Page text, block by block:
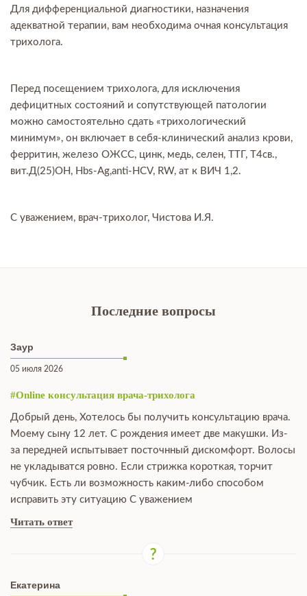
Для дифференциальной диагностики, назначения
адекватной терапии, вам необходима очная консультация
трихолога.
Перед посещением трихолога, для исключения
дефицитных состояний и сопутствующей патологии
можно самостоятельно сдать «трихологический
минимум», он включает в себя-клинический анализ крови,
ферритин, железо ОЖСС, цинк, медь, селен, ТТГ, Т4св.,
вит.Д(25)ОН, Hbs-Ag,anti-HCV, RW, ат к ВИЧ 1,2.
С уважением, врач-трихолог, Чистова И.Я.
Последние вопросы
Заур
05 июля 2026
#Online консультация врача-трихолога
Добрый день, Хотелось бы получить консультацию врача.
Моему сыну 12 лет. С рождения имеет две макушки. Из-
за передней испытывает посточнный дискомфорт. Волосы
не укладыватся ровно. Если стрижка короткая, торчит
чубчик. Есть ли возможность каким-либо способом
исправить эту ситуацию С уважением
Читать ответ
Екатерина